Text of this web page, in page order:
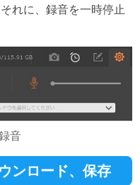
れに、録音を一時停止
音
ンロード、保存